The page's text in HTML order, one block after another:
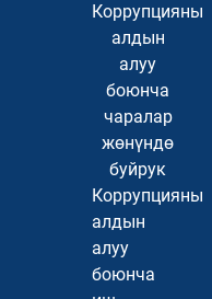
Коррупцияны
алдын
алуу
боюнча
чаралар
жөнүндө
буйрук
Коррупцияны
алдын
алуу
боюнча